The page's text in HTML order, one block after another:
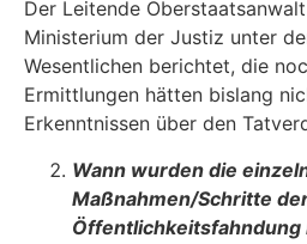
Der Leitende
Ministerium der Justiz unter
Wesentlichen berichtet, die
Ermittlungen hätten bislang
Erkenntnissen über den
Wann wurden die
Maßnahmen/Schritte
Öffentlichkeitsfahndung